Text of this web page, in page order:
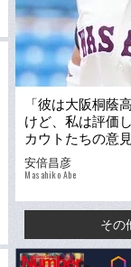
「彼は大阪桐蔭
けど、私は評価
カウトたちの意
秋“ドラ1候補の25
安倍昌彦
Masahiko Abe
その